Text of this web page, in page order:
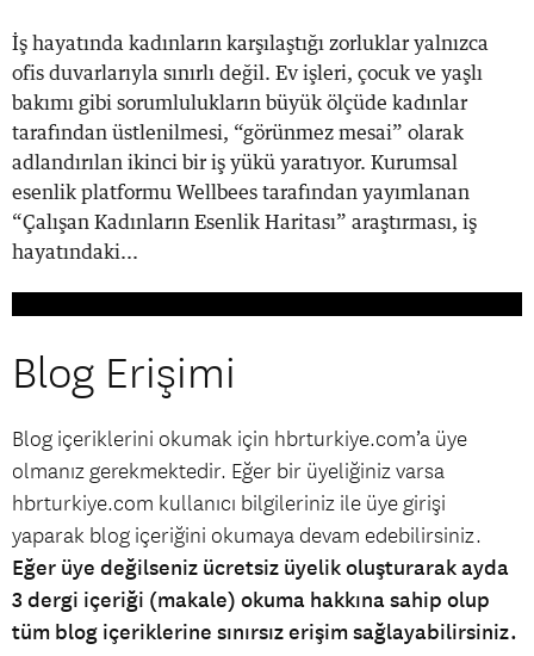
İş hayatında kadınların karşılaştığı zorluklar yalnızca
ofis duvarlarıyla sınırlı değil. Ev işleri, çocuk ve yaşlı
bakımı gibi sorumlulukların büyük ölçüde kadınlar
tarafından üstlenilmesi, “görünmez mesai” olarak
adlandırılan ikinci bir iş yükü yaratıyor. Kurumsal
esenlik platformu Wellbees tarafından yayımlanan
“Çalışan Kadınların Esenlik Haritası” araştırması, iş
hayatındaki...
Blog Erişimi
Blog içeriklerini okumak için hbrturkiye.com’a üye
olmanız gerekmektedir. Eğer bir üyeliğiniz varsa
hbrturkiye.com kullanıcı bilgileriniz ile üye girişi
yaparak blog içeriğini okumaya devam edebilirsiniz.
Eğer üye değilseniz ücretsiz üyelik oluşturarak ayda
3 dergi içeriği (makale) okuma hakkına sahip olup
tüm blog içeriklerine sınırsız erişim sağlayabilirsiniz.